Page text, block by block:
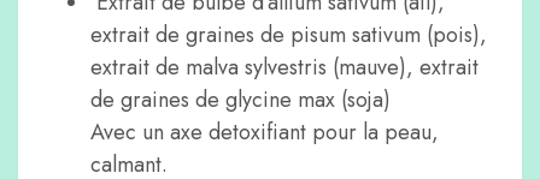
extrait de graines de pisum sativum (pois),
extrait de malva sylvestris (mauve), extrait
de graines de glycine max (soja)
Avec un axe detoxifiant pour la peau,
calmant.